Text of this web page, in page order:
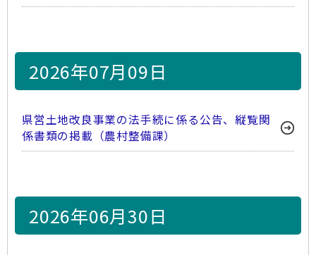
2026年07月09日
県営土地改良事業の法手続に係る公告、縦覧関
係書類の掲載（農村整備課）
2026年06月30日